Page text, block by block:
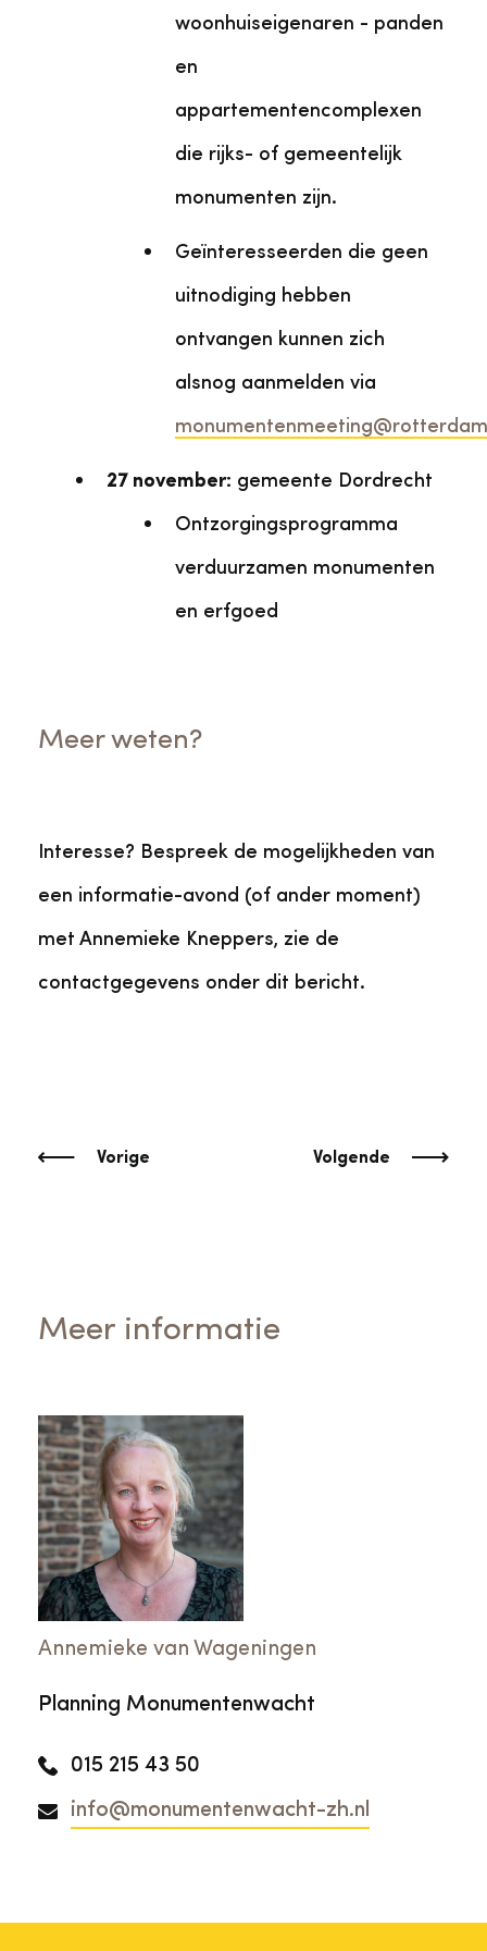
woonhuiseigenaren - panden
en
appartementencomplexen
die rijks- of gemeentelijk
monumenten zijn.
Geïnteresseerden die geen
uitnodiging hebben
ontvangen kunnen zich
alsnog aanmelden via
27 november: gemeente Dordrecht
Ontzorgingsprogramma
verduurzamen monumenten
en erfgoed
Meer weten?
Interesse? Bespreek de mogelijkheden van
een informatie-avond (of ander moment)
met Annemieke Kneppers, zie de
contactgegevens onder dit bericht.
Vorige Volgende
Meer informatie
Annemieke van Wageningen
Planning Monumentenwacht
015 215 43 50
info@monumentenwacht-zh.nl